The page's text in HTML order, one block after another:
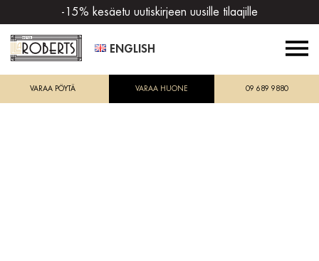
-15% kesäetu uutiskirjeen uusille tilaajille
ENGLISH
VARAA PÖYTÄ VARAA HUONE 09 689 9880